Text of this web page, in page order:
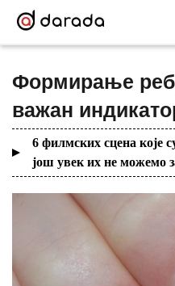
Формирање
важан
6 филмских сцена које
још увек их не можемо